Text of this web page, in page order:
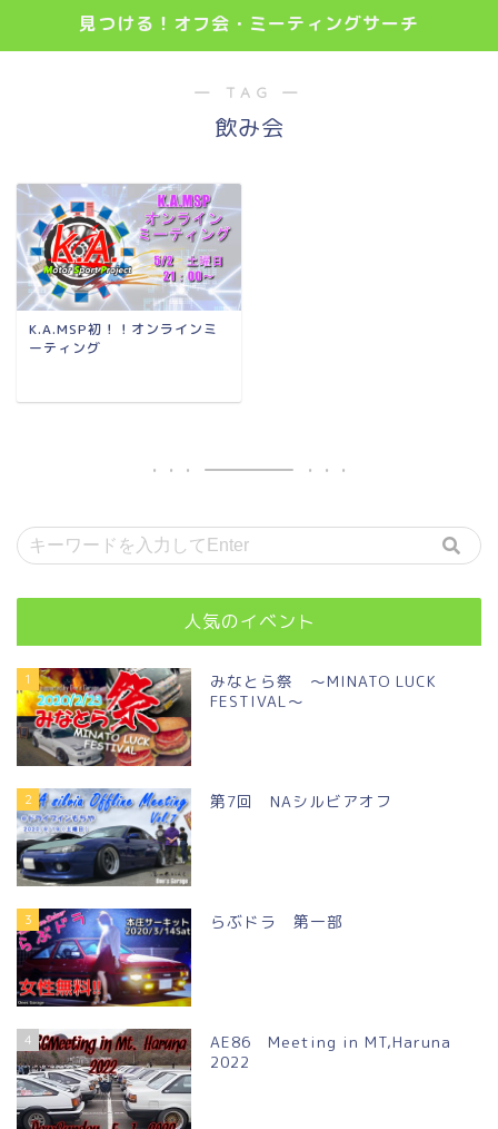
見つける！オフ会・ミーティングサーチ
― TAG ―
飲み会
K.A.MSP初！！オンラインミ
ーティング
人気のイベント
1
みなとら祭 ～MINATO LUCK
FESTIVAL～
2 第7回 NAシルビアオフ
3 らぶドラ 第一部
4
AE86 Meeting in MT,Haruna
2022